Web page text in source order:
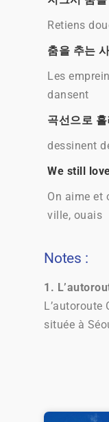
Retiens
춤을 추는
Les
dansent
곡선으로
dessinent
We still
On aime et
ville, ouais
Notes :
1.
L’autoroute
située à